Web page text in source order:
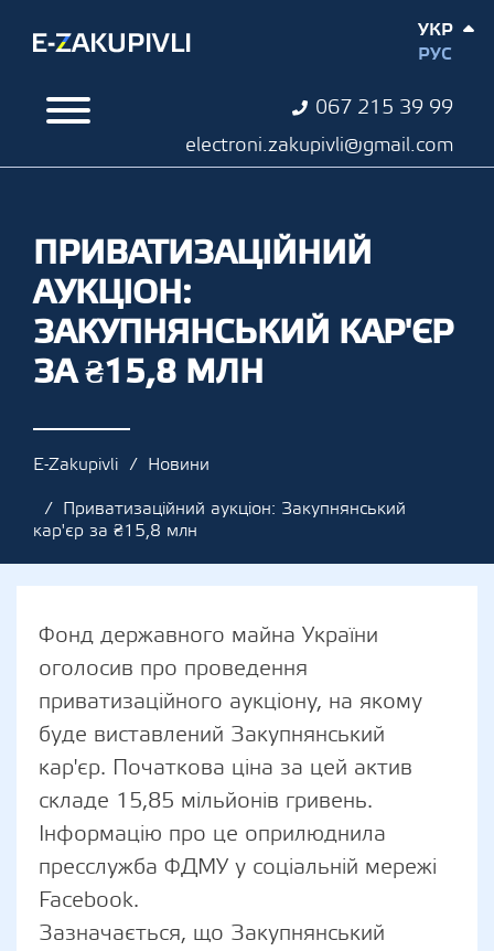
067 215 39 99
electroni.zakupivli@gmail.com
УКР
РУС
ПРИВАТИЗАЦІЙНИЙ
АУКЦІОН:
ЗАКУПНЯНСЬКИЙ КАР'ЄР
ЗА ₴15,8 МЛН
E-Zakupivli
Новини
Приватизаційний аукціон: Закупнянський
кар'єр за ₴15,8 млн
Фонд державного майна України
оголосив про проведення
приватизаційного аукціону, на якому
буде виставлений Закупнянський
кар'єр. Початкова ціна за цей актив
складе 15,85 мільйонів гривень.
Інформацію про це оприлюднила
пресслужба ФДМУ у соціальній мережі
Facebook.
Зазначається, що Закупнянський